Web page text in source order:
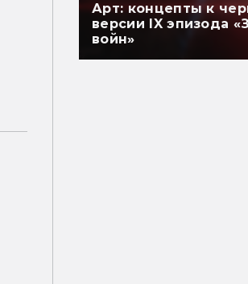
Арт: концепты к
версии IX эпизода
войн»